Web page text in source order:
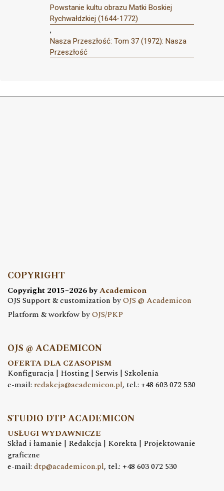
Powstanie kultu obrazu Matki Boskiej
Rychwałdzkiej (1644-1772)
,
Nasza Przeszłość: Tom 37 (1972): Nasza
Przeszłość
COPYRIGHT
Copyright 2015–2026 byAcademicon
OJS Support & customization byOJS @ Academicon
Platform & workfow byOJS/PKP
OJS @ ACADEMICON
OFERTA DLA CZASOPISM
Konfiguracja | Hosting | Serwis | Szkolenia
e-mail: redakcja@academicon.pl, tel.: +48 603 072 530
STUDIO DTP ACADEMICON
USŁUGI WYDAWNICZE
Skład i łamanie | Redakcja | Korekta | Projektowanie
graficzne
e-mail: dtp@academicon.pl, tel.: +48 603 072 530